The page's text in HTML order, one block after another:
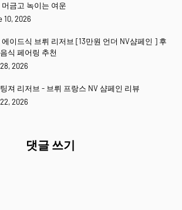
머금고 녹이는 여운
10, 2026
에이드식 브뤼 리저브 [13만원 언더 NV샴페인 ] 후
식 페어링 추천
2026
져 리저브 - 브뤼 프랑스 NV 샴페인 리뷰
2026
댓글 쓰기